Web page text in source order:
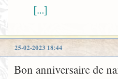
[...]
25-02-2023 18:44
Bon anniversaire de